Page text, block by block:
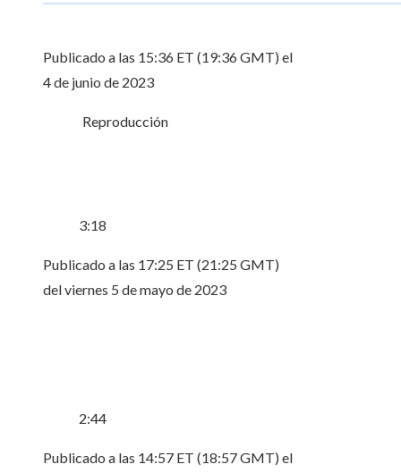
Publicado a las 15:36 ET (19:36 GMT) el
4 de junio de 2023
Reproducción
3:18
Publicado a las 17:25 ET (21:25 GMT)
del viernes 5 de mayo de 2023
2:44
Publicado a las 14:57 ET (18:57 GMT) el